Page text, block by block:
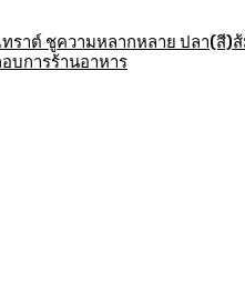
ราต์ ชูความหลากหลาย ปลา(สี)
บการร้านอาหาร